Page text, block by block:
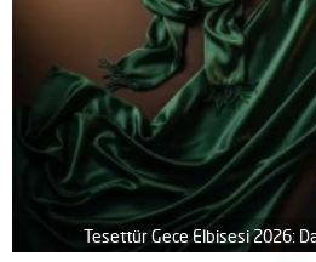
Tesettür Gece Elbisesi 2026: